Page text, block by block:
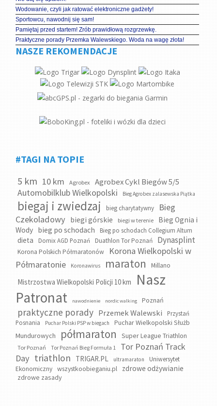
Wodowanie, czyli jak ratować elektroniczne gadżety!
Sportowcu, nawodnij się sam!
Pamiętaj przed startem! Zrób prawidłową rozgrzewkę.
Praktyczne porady Przemka Walewskiego. Woda na wagę złota!
NASZE REKOMENDACJE
#TAGI NA TOPIE
5 km 10 km Agrobex Agrobex Cykl Biegów 5/5
Automobilklub Wielkopolski Bieg Agrobex zalasewska Piątka
biegaj i zwiedzaj bieg charytatywny
Bieg
Czekoladowy
biegi górskie biegi w terenie
Bieg Ognia i
Wody bieg po schodach Bieg po schodach Collegium Altum
dieta Domix AGD Poznań Duathlon Tor Poznań Dynasplint
Korona Polskich Półmaratonów
Korona Wielkopolski w
Półmaratonie
Koronawirus maraton Millano
Mistrzostwa Wielkopolski Policji 10 km
Nasz
Patronat
nawodnienie nordic walking Poznań
praktyczne porady Przemek Walewski
Przystań
Posnania
Puchar Polski PSP w biegach
Puchar Wielkopolski Służb
Mundurowych
półmaraton Super League Triathlon
Tor Poznań Tor Poznań Bieg Formuła 1
Tor Poznań Track
Day triathlon TRIGAR.PL ultramaraton
Uniwersytet
Ekonomiczny
wszystkoobieganiu.pl zdrowe odżywianie
zdrowe zasady